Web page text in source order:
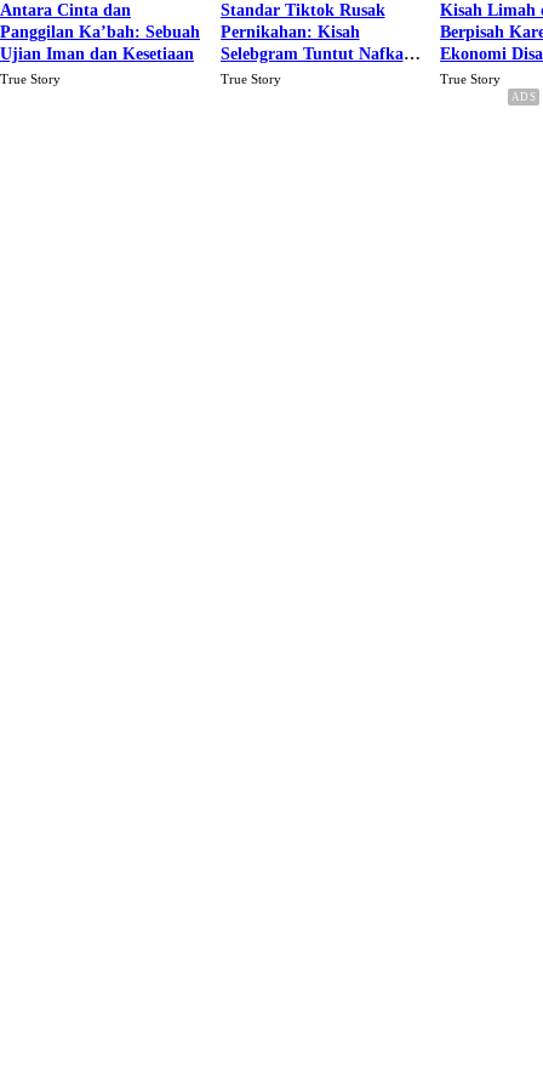
Antara Cinta dan
Panggilan Ka’bah: Sebuah
Ujian Iman dan Kesetiaan
True Story
Standar Tiktok Rusak
Pernikahan: Kisah
Selebgram Tuntut Nafkah
Rp.15 Juta Perbulan
True Story
Kisah Limah
Berpisah
Ekonomi
Karena Cinta
True Story